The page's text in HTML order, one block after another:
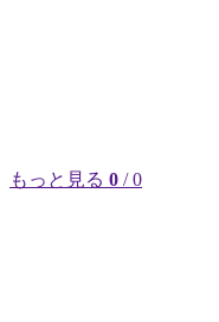
もっと見る 0 / 0